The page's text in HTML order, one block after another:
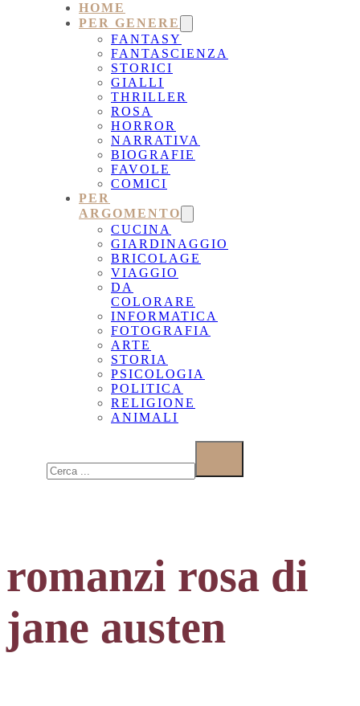
HOME
PER GENERE
FANTASY
FANTASCIENZA
STORICI
GIALLI
THRILLER
ROSA
HORROR
NARRATIVA
BIOGRAFIE
FAVOLE
COMICI
PER
ARGOMENTO
CUCINA
GIARDINAGGIO
BRICOLAGE
VIAGGIO
DA
COLORARE
INFORMATICA
FOTOGRAFIA
ARTE
STORIA
PSICOLOGIA
POLITICA
RELIGIONE
ANIMALI
romanzi rosa di
jane austen